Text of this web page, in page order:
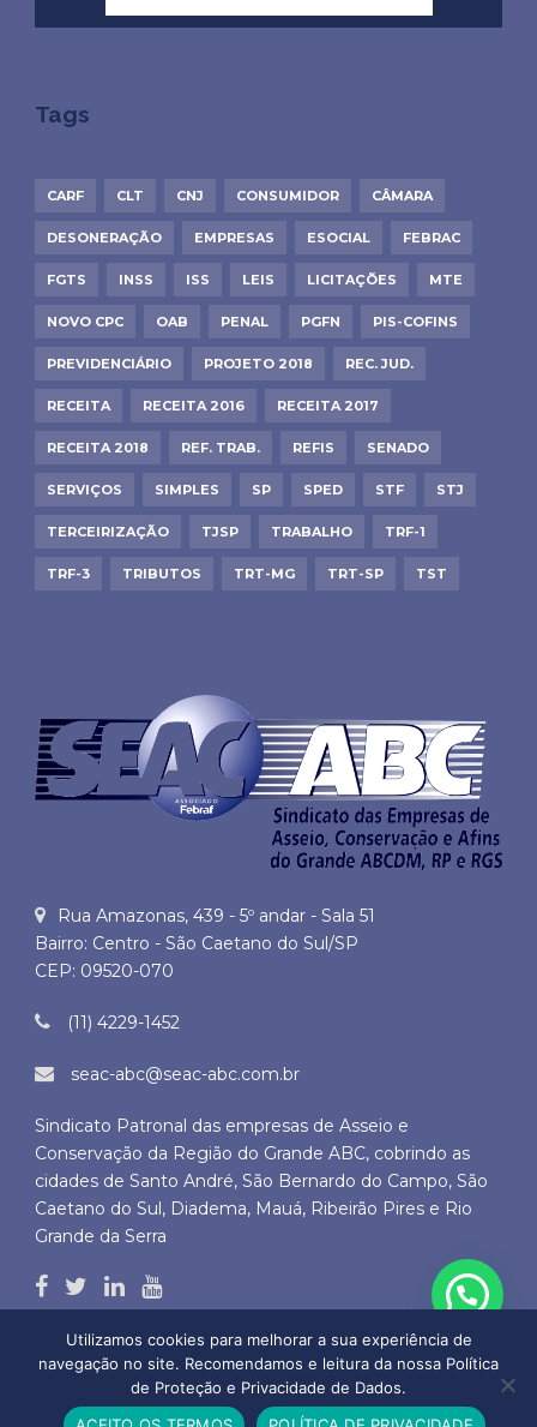
Tags
CARF CLT CNJ CONSUMIDOR CÂMARA
DESONERAÇÃO EMPRESAS ESOCIAL FEBRAC
FGTS INSS ISS LEIS LICITAÇÕES MTE
NOVO CPC OAB PENAL PGFN PIS-COFINS
PREVIDENCIÁRIO PROJETO 2018 REC. JUD.
RECEITA RECEITA 2016 RECEITA 2017
RECEITA 2018 REF. TRAB. REFIS SENADO
SERVIÇOS SIMPLES SP SPED STF STJ
TERCEIRIZAÇÃO TJSP TRABALHO TRF-1
TRF-3 TRIBUTOS TRT-MG TRT-SP TST
Rua Amazonas, 439 - 5º andar - Sala 51
Bairro: Centro - São Caetano do Sul/SP
CEP: 09520-070
(11) 4229-1452
seac-abc@seac-abc.com.br
Sindicato Patronal das empresas de Asseio e
Conservação da Região do Grande ABC, cobrindo as
cidades de Santo André, São Bernardo do Campo, São
Caetano do Sul, Diadema, Mauá, Ribeirão Pires e Rio
Grande da Serra
Copyright © 2026 SEAC ABC - Todos os direitos autorais reservados
Utilizamos cookies para melhorar a sua experiência de
navegação no site. Recomendamos e leitura da nossa Política
de Proteção e Privacidade de Dados.